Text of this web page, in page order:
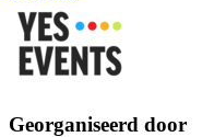
Georganiseerd door